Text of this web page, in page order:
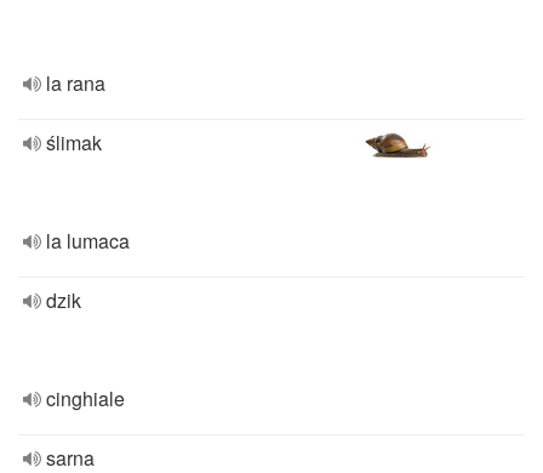
la rana
ślimak
la lumaca
dzik
cinghiale
sarna